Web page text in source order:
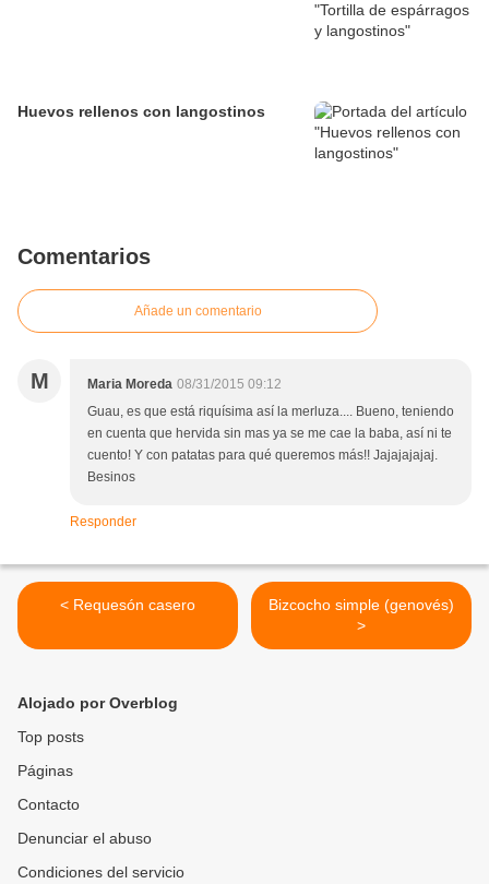
Huevos rellenos con langostinos
Comentarios
Añade un comentario
M Maria Moreda 08/31/2015 09:12
Guau, es que está riquísima así la merluza.... Bueno, teniendo
en cuenta que hervida sin mas ya se me cae la baba, así ni te
cuento! Y con patatas para qué queremos más!! Jajajajajaj.
Besinos
Responder
< Requesón casero
Bizcocho simple (genovés)
>
Alojado por Overblog
Top posts
Páginas
Contacto
Denunciar el abuso
Condiciones del servicio